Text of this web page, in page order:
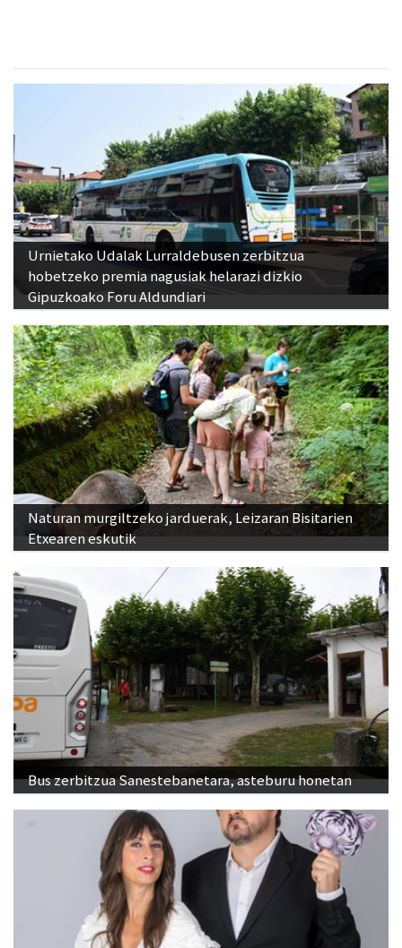
Urnietako Udalak Lurraldebusen zerbitzua
hobetzeko premia nagusiak helarazi dizkio
Gipuzkoako Foru Aldundiari
Naturan murgiltzeko jarduerak, Leizaran Bisitarien
Etxearen eskutik
Bus zerbitzua Sanestebanetara, asteburu honetan